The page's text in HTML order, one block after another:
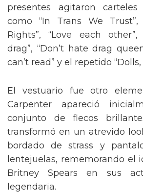
presentes agitaron
como “In Trans We Trust”,
Rights”, “Love each other”,
drag”, “Don’t hate drag
can’t read” y el repetido “Dolls,
El vestuario fue otro
Carpenter apareció
conjunto de flecos
transformó en un atrevido
bordado de strass y
lentejuelas, rememorando el
Britney Spears en sus
legendaria.